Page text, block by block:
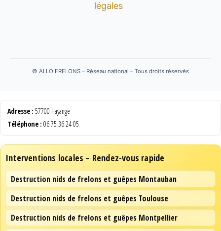
légales
© ALLO FRELONS – Réseau national – Tous droits réservés
Adresse : 57700 Hayange
Téléphone : 06 75 36 24 05
Interventions locales – Rendez-vous rapide
Destruction nids de frelons et guêpes Montauban
Destruction nids de frelons et guêpes Toulouse
Destruction nids de frelons et guêpes Montpellier